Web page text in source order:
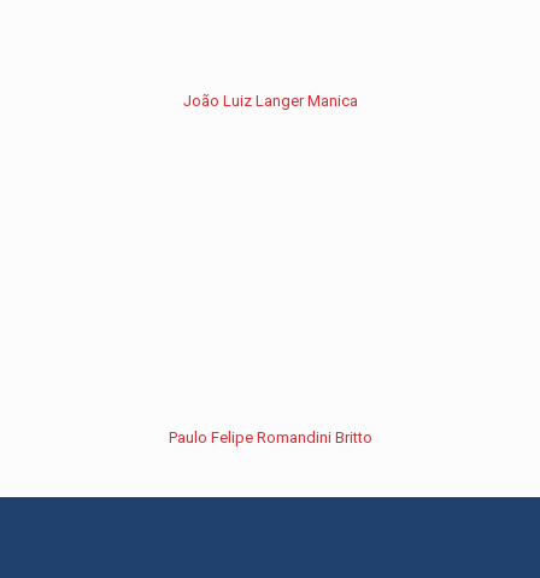
João Luiz Langer Manica
Paulo Felipe Romandini Britto